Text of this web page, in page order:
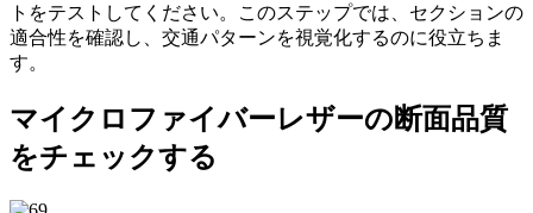
トをテストしてください。このステップでは、セクションの
適合性を確認し、交通パターンを視覚化するのに役立ちま
す。
マイクロファイバーレザーの断面品質
をチェックする